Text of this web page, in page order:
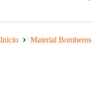
Inicio Material Bomberos